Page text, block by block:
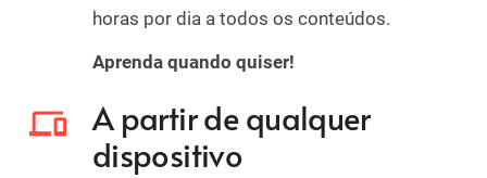
horas por dia a todos os conteúdos.
Aprenda quando quiser!
devices
A partir de qualquer
dispositivo